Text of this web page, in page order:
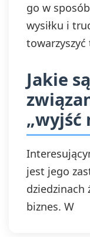
go w
wysiłku i
Jakie
„wyjść
jest jego
dziedzinach
biznes. W